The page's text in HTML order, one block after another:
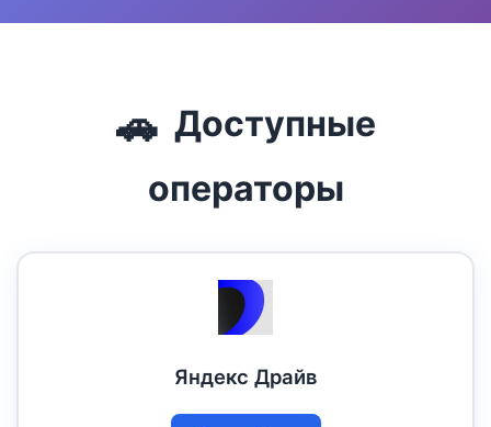
🚗 Доступные
операторы
Яндекс Драйв